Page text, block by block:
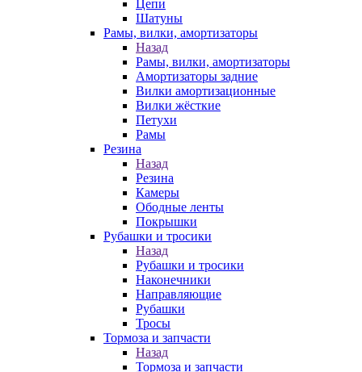
Цепи
Шатуны
Рамы, вилки, амортизаторы
Назад
Рамы, вилки, амортизаторы
Амортизаторы задние
Вилки амортизационные
Вилки жёсткие
Петухи
Рамы
Резина
Назад
Резина
Камеры
Ободные ленты
Покрышки
Рубашки и тросики
Назад
Рубашки и тросики
Наконечники
Направляющие
Рубашки
Тросы
Тормоза и запчасти
Назад
Тормоза и запчасти